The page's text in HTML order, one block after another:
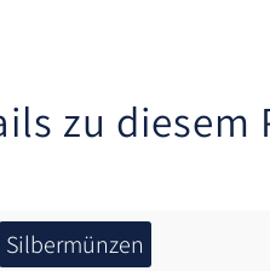
zu diesem
Silbermünzen